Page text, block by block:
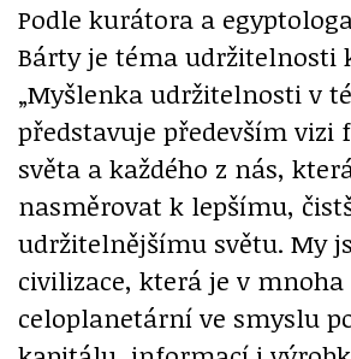
Podle kurátora a
Bárty je téma udržitelnosti
„Myšlenka udržitelnosti v
představuje především vizi
světa a každého z nás,
nasměrovat k lepšímu,
udržitelnějšímu světu. My
civilizace, která je v mnoha
celoplanetární ve smyslu